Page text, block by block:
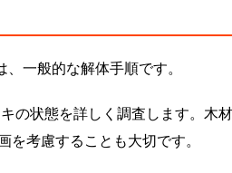
一般的な解体手順です。
の状態を詳しく調査します。木
考慮することも大切です。